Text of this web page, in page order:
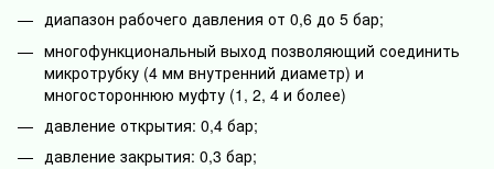
диапазон рабочего давления от 0,6 до 5 бар;
многофункциональный выход позволяющий соединить
микротрубку (4 мм внутренний диаметр) и
многостороннюю муфту (1, 2, 4 и более)
давление открытия: 0,4 бар;
давление закрытия: 0,3 бар;